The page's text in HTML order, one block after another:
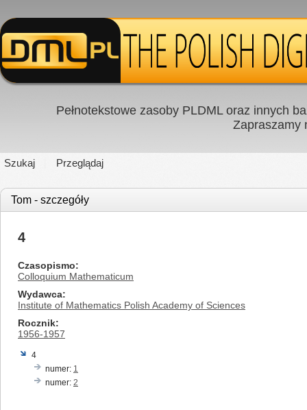
Pełnotekstowe zasoby PLDML oraz innych
Zapraszamy
Szukaj Przeglądaj
Tom - szczegóły
4
Czasopismo
Colloquium Mathematicum
Wydawca
Institute of Mathematics Polish Academy of Sciences
Rocznik
1956-1957
4
numer: 1
numer: 2